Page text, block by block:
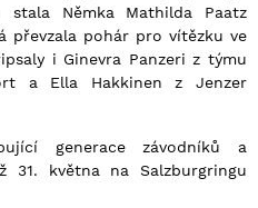
Němka Mathilda Paatz
převzala pohár pro vítězku ve
i Ginevra Panzeri z týmu
a Ella Hakkinen z Jenzer
generace závodníků a
31. května na Salzburgringu